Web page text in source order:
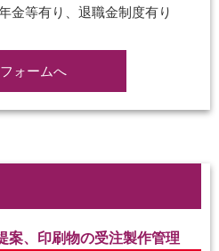
金等有り、退職金制度有り
ォームへ
案、印刷物の受注製作管理